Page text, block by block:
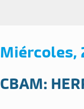
Miércoles,
CBAM: